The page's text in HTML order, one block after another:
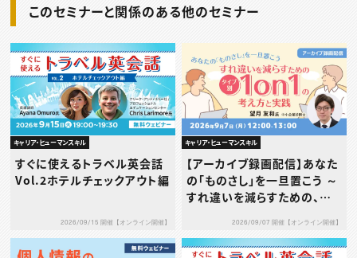
このセミナーと関係のある他のセミナー
キャリア・ヒューマンスキル
すぐに使えるトラベル英会話
Vol.2ホテルチェックアウト編
2026/09/15 開催【オンライン開催】
キャリア・ヒューマンスキル
【アーカイブ録画配信】あなた
の「ものさし」を一旦置こう ～
すれ違いを減らすための、タ
2026/09/07 開催【オンライン開催】